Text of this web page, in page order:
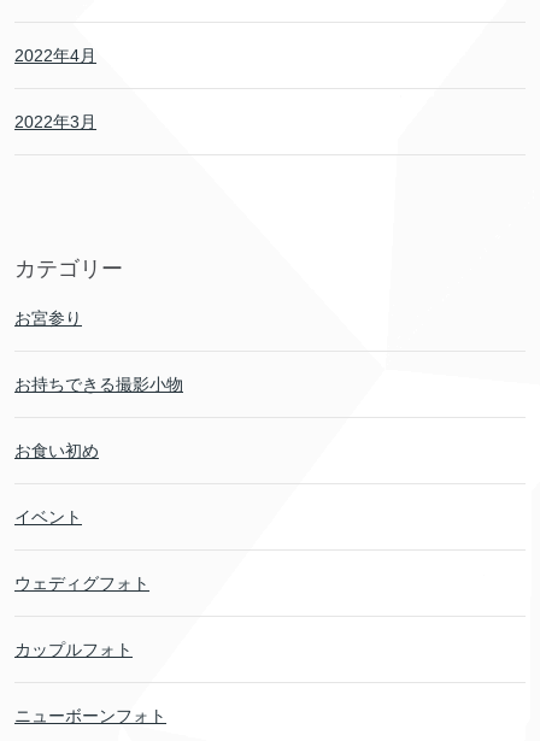
2022年4月
2022年3月
カテゴリー
お宮参り
お持ちできる撮影小物
お食い初め
イベント
ウェディグフォト
カップルフォト
ニューボーンフォト